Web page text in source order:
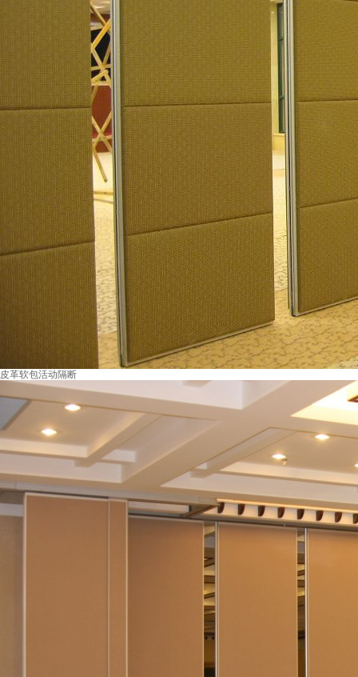
皮革软包活动隔断